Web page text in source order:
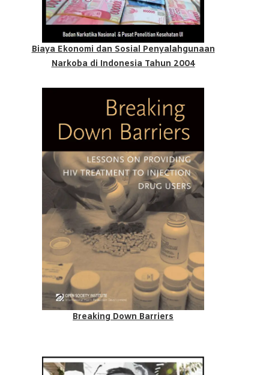
Biaya Ekonomi dan Sosial Penyalahgunaan
Narkoba di Indonesia Tahun 2004
Breaking Down Barriers